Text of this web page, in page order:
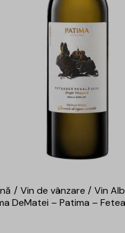
Vin de vânzare Vin Alb
DeMatei – Patima –